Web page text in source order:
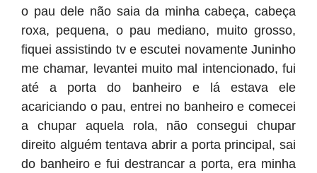
o pau dele não saia da minha cabeça, cabeça
roxa, pequena, o pau mediano, muito grosso,
fiquei assistindo tv e escutei novamente Juninho
me chamar, levantei muito mal intencionado, fui
até a porta do banheiro e lá estava ele
acariciando o pau, entrei no banheiro e comecei
a chupar aquela rola, não consegui chupar
direito alguém tentava abrir a porta principal, sai
do banheiro e fui destrancar a porta, era minha